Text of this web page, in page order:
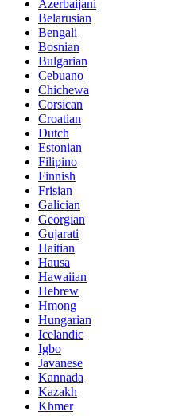
Azerbaijani
Belarusian
Bengali
Bosnian
Bulgarian
Cebuano
Chichewa
Corsican
Croatian
Dutch
Estonian
Filipino
Finnish
Frisian
Galician
Georgian
Gujarati
Haitian
Hausa
Hawaiian
Hebrew
Hmong
Hungarian
Icelandic
Igbo
Javanese
Kannada
Kazakh
Khmer